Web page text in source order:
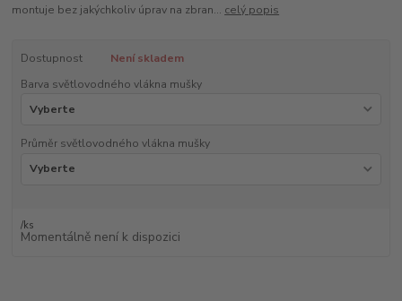
montuje bez jakýchkoliv úprav na zbran... celý popis
Dostupnost
Není skladem
Barva světlovodného vlákna mušky
Průměr světlovodného vlákna mušky
/ks
Momentálně není k dispozici